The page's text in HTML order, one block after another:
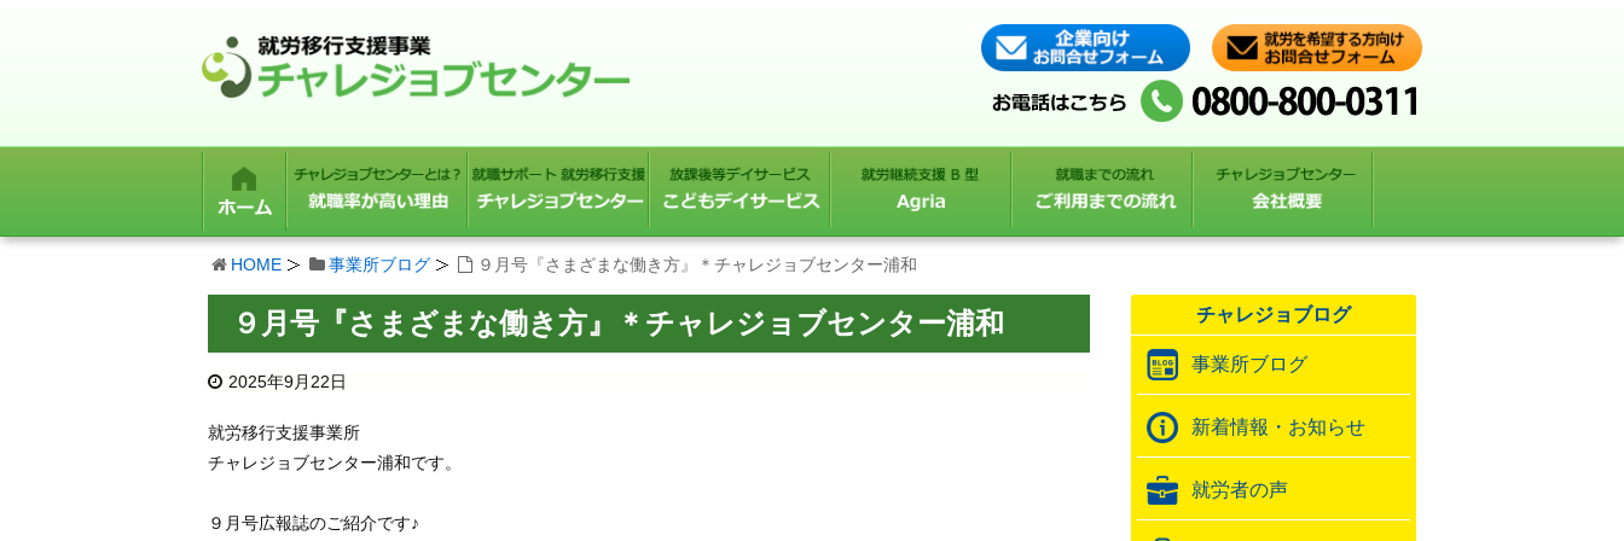
HOME 事業所ブログ ９月号『さまざまな働き方』＊チャレジョブセンター浦和
９月号『さまざまな働き方』＊チャレジョブセンター浦和
2025年9月22日
就労移行支援事業所
チャレジョブセンター浦和です。
９月号広報誌のご紹介です♪
チャレジョブログ
事業所ブログ
新着情報・お知らせ
就労者の声